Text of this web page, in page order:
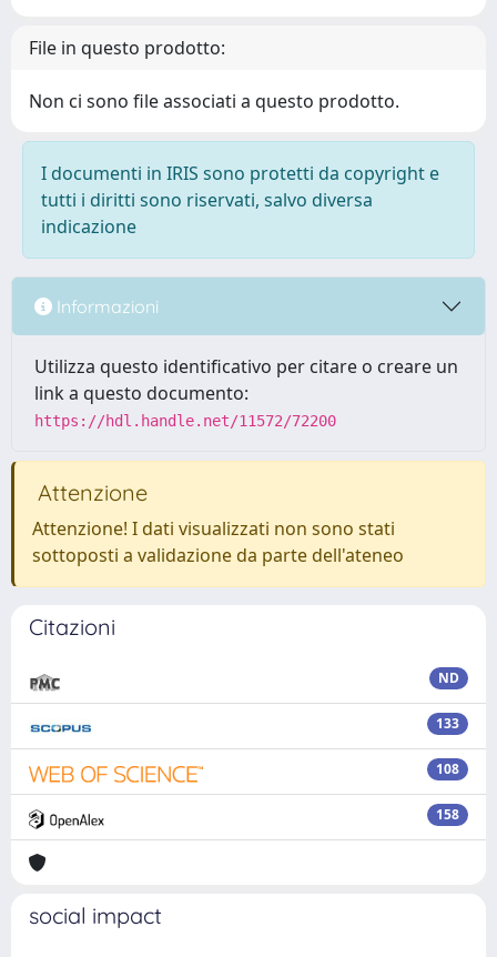
File in questo prodotto:
Non ci sono file associati a questo prodotto.
I documenti in IRIS sono protetti da copyright e
tutti i diritti sono riservati, salvo diversa
indicazione
Informazioni
Utilizza questo identificativo per citare o creare un
link a questo documento:
https://hdl.handle.net/11572/72200
Attenzione
Attenzione! I dati visualizzati non sono stati
sottoposti a validazione da parte dell'ateneo
Citazioni
ND
133
108
158
social impact